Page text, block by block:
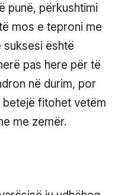
punë, përkushtimi
mos e teproni me
suksesi është
pas here për të
në durim, por
fitohet vetëm
me zemër.